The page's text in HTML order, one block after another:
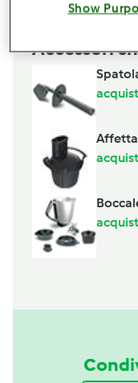
Accessori
Show